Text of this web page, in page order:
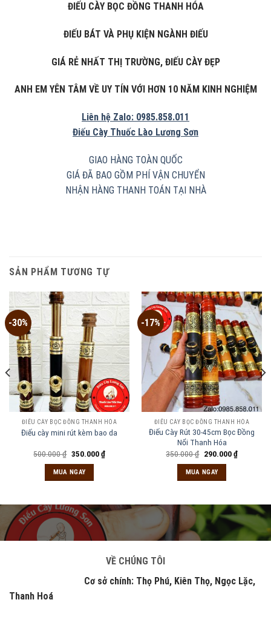
ĐIẾU CÀY BỌC ĐỒNG THANH HÓA
ĐIẾU BÁT VÀ PHỤ KIỆN NGÀNH ĐIẾU
GIÁ RẺ NHẤT THỊ TRƯỜNG, ĐIẾU CÀY ĐẸP
ANH EM YÊN TÂM VỀ UY TÍN VỚI HƠN 10 NĂM KINH NGHIỆM
Liên hệ Zalo: 0985.858.011
Điếu Cày Thuốc Lào Lương Sơn
GIAO HÀNG TOÀN QUỐC
GIÁ ĐÃ BAO GỒM PHÍ VẬN CHUYỂN
NHẬN HÀNG THANH TOÁN TẠI NHÀ
SẢN PHẨM TƯƠNG TỰ
-30%
ĐIẾU CÀY BỌC ĐỒNG THANH HÓA
Điếu cày mini rút kèm bao da
500.000₫ Giá
là:
500.000 ₫.
350.000₫Giá
hiện
MUA NGAY
-17%
ĐIẾU CÀY BỌC ĐỒNG THANH HÓA
Điếu Cày Rút 30-45cm Bọc Đồng
Nổi Thanh Hóa
350.000₫ Giá
là:
350.000 ₫.
290.000₫Giá
hiện
MUA NGAY
VỀ CHÚNG TÔI
Cơ sở chính: Thọ Phú, Kiên Thọ, Ngọc Lặc,
Thanh Hoá